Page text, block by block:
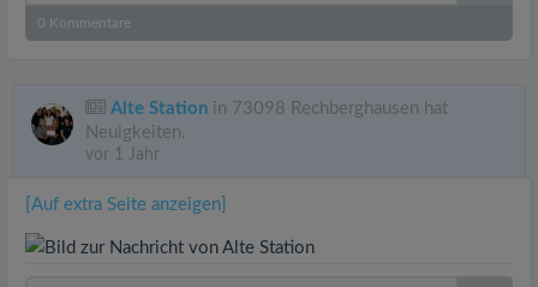
0 Kommentare
Alte Station in 73098 Rechberghausen hat
Neuigkeiten.
vor 1 Jahr
[Auf extra Seite anzeigen]